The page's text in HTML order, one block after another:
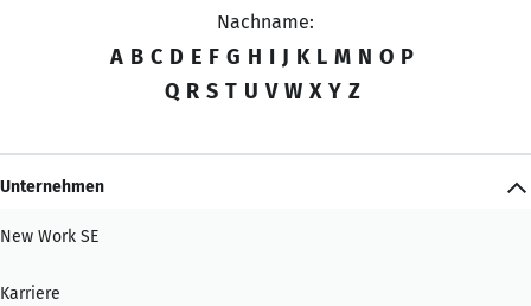
Nachname:
A B C D E F G H I J K L M N O P
Q R S T U V W X Y Z
Unternehmen
New Work SE
Karriere